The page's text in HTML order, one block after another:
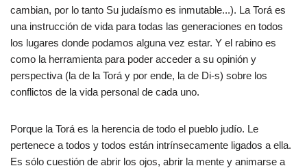
cambian, por lo tanto Su judaísmo es inmutable...). La Torá es
una instrucción de vida para todas las generaciones en todos
los lugares donde podamos alguna vez estar. Y el rabino es
como la herramienta para poder acceder a su opinión y
perspectiva (la de la Torá y por ende, la de Di-s) sobre los
conflictos de la vida personal de cada uno.
Porque la Torá es la herencia de todo el pueblo judío. Le
pertenece a todos y todos están intrínsecamente ligados a ella.
Es sólo cuestión de abrir los ojos, abrir la mente y animarse a